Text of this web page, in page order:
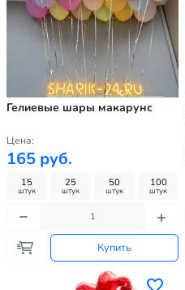
Гелиевые шары макарунс
Цена:
165 руб.
15
штук
25
штук
50
штук
100
штук
Купить